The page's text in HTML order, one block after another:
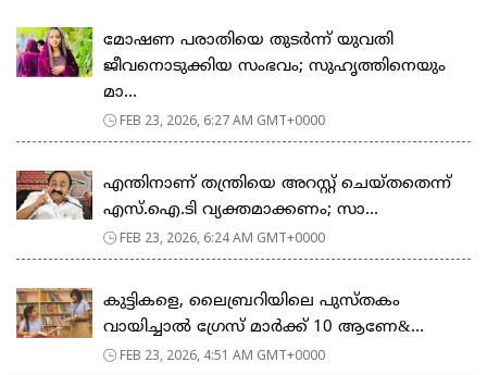
മോഷണ പരാതിയെ തുടര്‍ന്ന് യുവതി
ജീവനൊടുക്കിയ സംഭവം; സുഹൃത്തിനെയും
മാ...
FEB 23, 2026, 6:27 AM GMT+0000
എന്തിനാണ് തന്ത്രിയെ അറസ്റ്റ് ചെയ്തതെന്ന്
എസ്.ഐ.ടി വ്യക്തമാക്കണം; സാ...
FEB 23, 2026, 6:24 AM GMT+0000
കുട്ടികളെ, ലൈബ്രറിയിലെ പുസ്തകം
വായിച്ചാല്‍ ഗ്രേസ് മാര്‍ക്ക് 10 ആണേ&...
FEB 23, 2026, 4:51 AM GMT+0000